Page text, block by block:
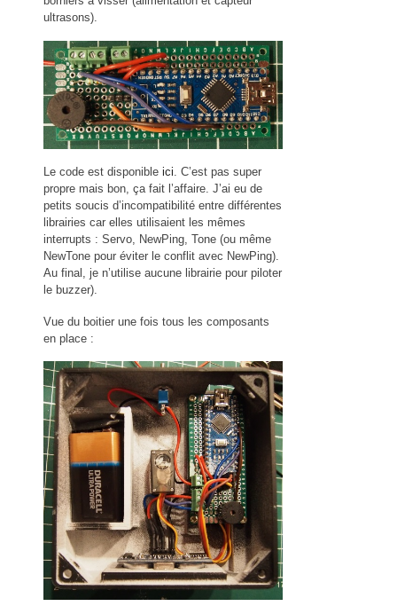
ultrasons).
Le code est disponible ici. C’est pas super
propre mais bon, ça fait l’affaire. J’ai eu de
petits soucis d’incompatibilité entre différentes
librairies car elles utilisaient les mêmes
interrupts : Servo, NewPing, Tone (ou même
NewTone pour éviter le conflit avec NewPing).
Au final, je n’utilise aucune librairie pour piloter
le buzzer).
Vue du boitier une fois tous les composants
en place :